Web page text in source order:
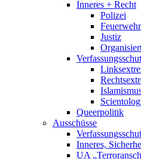
Inneres + Recht
Polizei
Feuerwehr
Justiz
Queerpolitik
Ausschüsse
Inneres,
UA